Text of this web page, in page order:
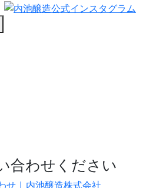
合わせください